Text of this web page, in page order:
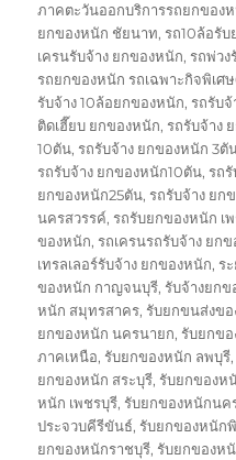
ภาคตะวันออกบริการรถยกของ
ยกของหนัก ชัยนาท,รถ10ล้อรั
เครนรับจ้าง ยกของหนัก,รถพ่วง
รถยกของหนัก รถเฉพาะกิจพิเศ
รับจ้าง 10ล้อยกของหนัก,รถรับ
ติดเฮี๊ยบ ยกของหนัก,รถรับจ้าง
10ตัน,รถรับจ้าง ยกของหนัก 3ตั
รถรับจ้าง ยกของหนัก10ตัน,รถ
ยกของหนัก25ตัน,รถรับจ้าง ยก
นครสวรรค์,รถรับยกของหนัก เ
ของหนัก,รถเครนรถรับจ้าง ยก
เทรลเลอร์รับจ้าง ยกของหนัก,ร
ของหนัก กาญจนบุรี,รับจ้างยก
หนัก สมุทรสาคร,รับยกขนส่งข
ยกของหนัก นครนายก,รับยกข
ภาคเหนือ,รับยกของหนัก ลพบุรี
ยกของหนัก สระบุรี,รับยกของห
หนัก เพชรบุรี,รับยกของหนักนค
ประจวบคีรีขันธ์,รับยกของหนัก
ยกของหนักราชบุรี,รับยกของห